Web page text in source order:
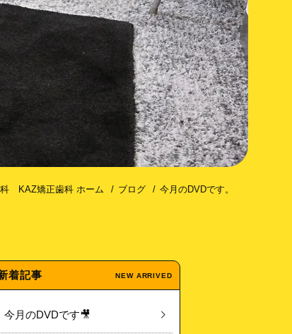
（歯槽骨皮質骨切除術）
KAZ矯正歯科 ホーム ブログ 今月のDVDです。
着記事 NEW ARRIVED
今月のDVDです🎥